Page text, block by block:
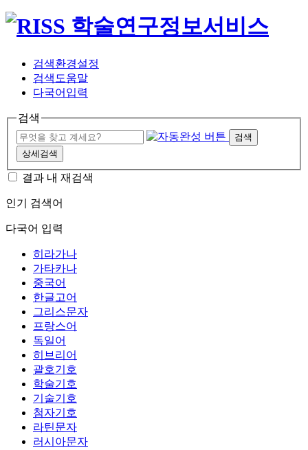
검색환경설정
검색도움말
다국어입력
검색
검색
상세검색
결과 내 재검색
인기 검색어
다국어 입력
히라가나
가타카나
중국어
한글고어
그리스문자
프랑스어
독일어
히브리어
괄호기호
학술기호
기술기호
첨자기호
라틴문자
러시아문자